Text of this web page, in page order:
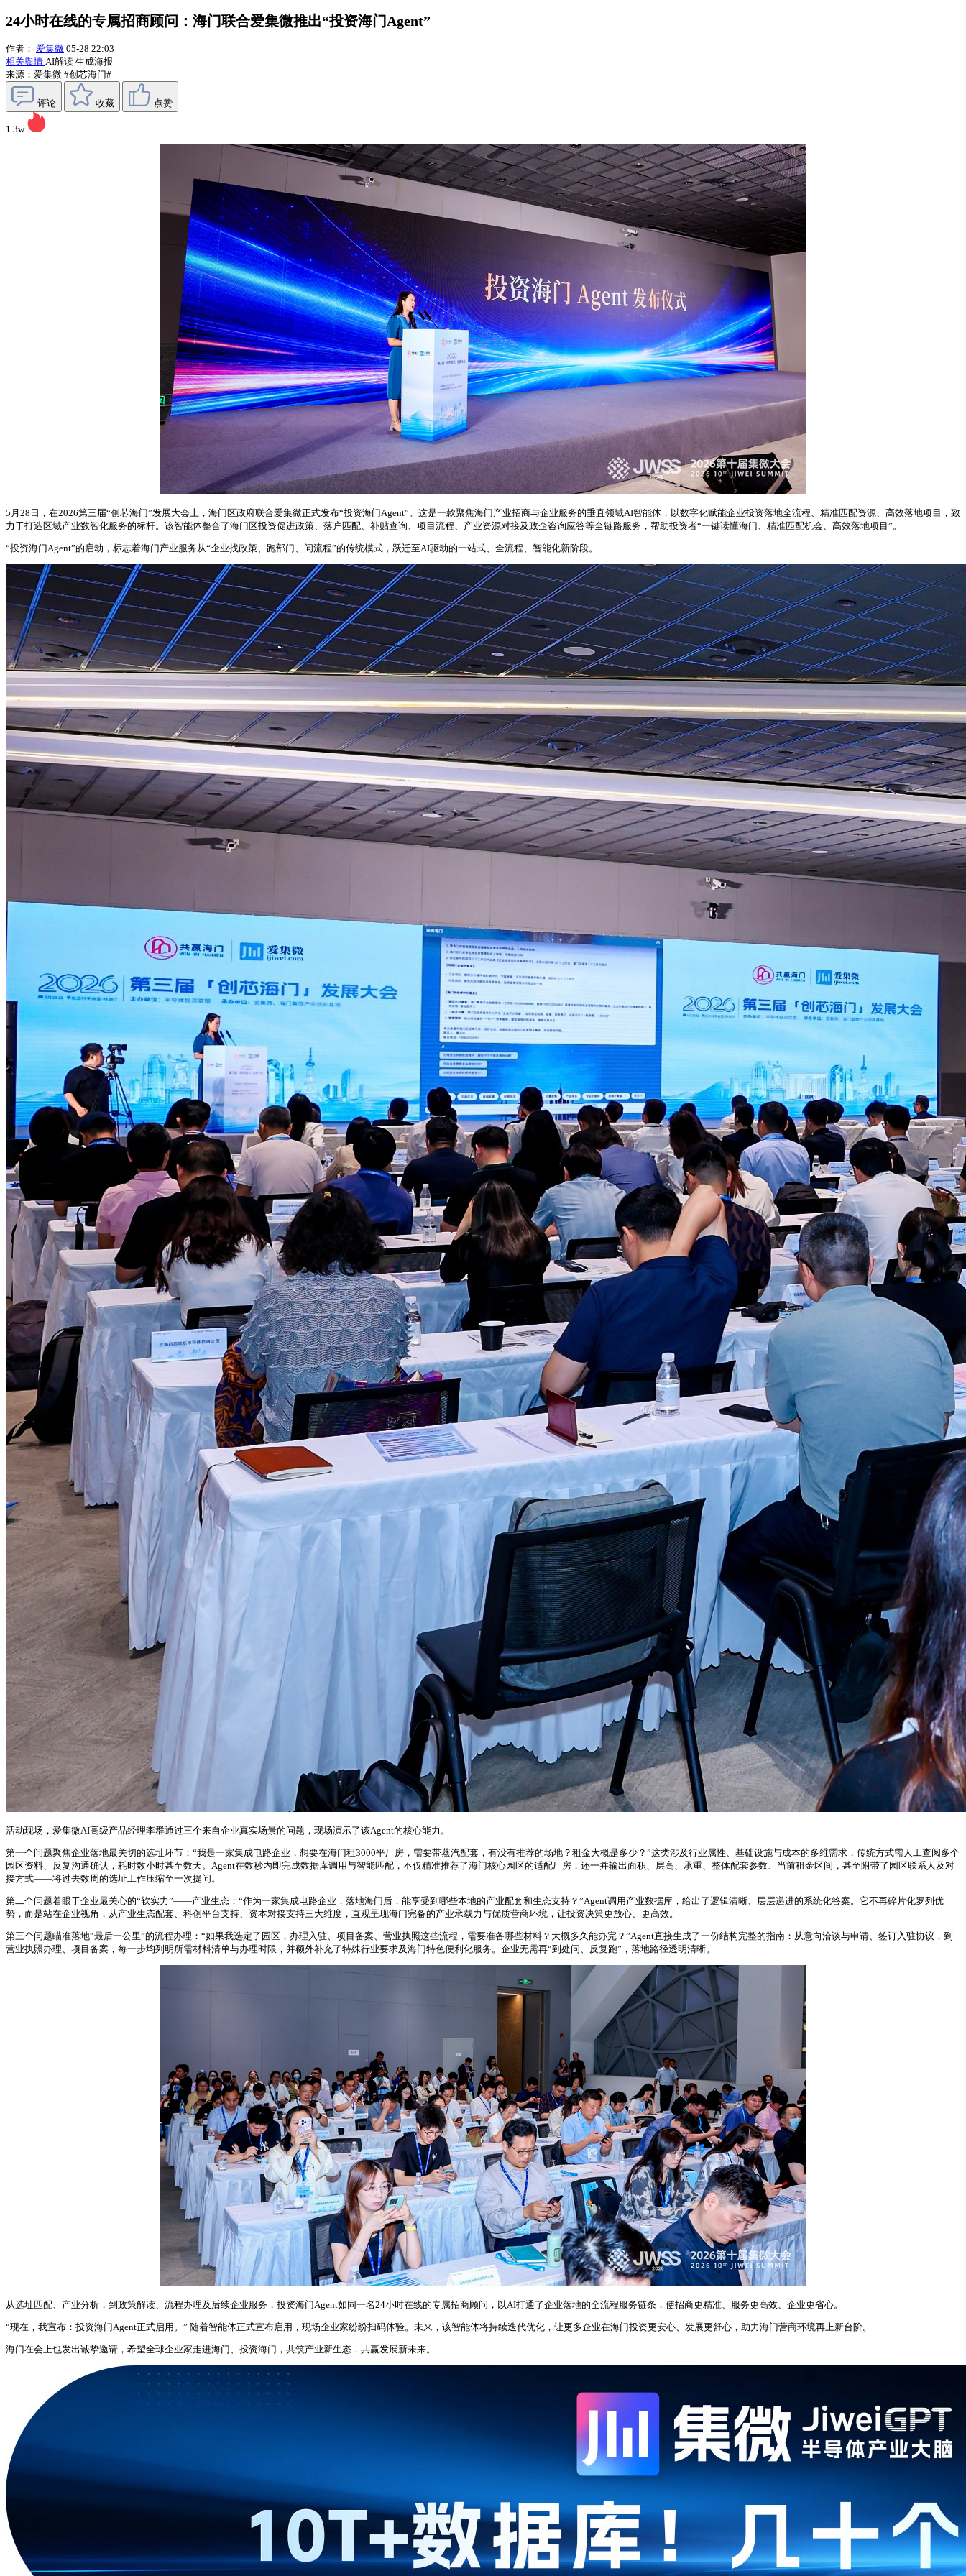
24小时在线的专属招商顾问：海门联合爱集微推出“投资海门Agent”
作者： 爱集微 05-28 22:03
相关舆情 AI解读 生成海报
来源：爱集微 #创芯海门#
评论 收藏 点赞
1.3w
5月28日，在2026第三届“创芯海门”发展大会上，海门区政府联合爱集微正式发布“投资海门Agent”。这是一款聚焦海门产业招商与企业服务的垂直领域AI智能体，以数字化赋能企业投资落地全流程、精准匹配资源、高效落地项目，致
力于打造区域产业数智化服务的标杆。该智能体整合了海门区投资促进政策、落户匹配、补贴查询、项目流程、产业资源对接及政企咨询应答等全链路服务，帮助投资者“一键读懂海门、精准匹配机会、高效落地项目”。
“投资海门Agent”的启动，标志着海门产业服务从“企业找政策、跑部门、问流程”的传统模式，跃迁至AI驱动的一站式、全流程、智能化新阶段。
活动现场，爱集微AI高级产品经理李群通过三个来自企业真实场景的问题，现场演示了该Agent的核心能力。
第一个问题聚焦企业落地最关切的选址环节：“我是一家集成电路企业，想要在海门租3000平厂房，需要带蒸汽配套，有没有推荐的场地？租金大概是多少？”这类涉及行业属性、基础设施与成本的多维需求，传统方式需人工查阅多个
园区资料、反复沟通确认，耗时数小时甚至数天。Agent在数秒内即完成数据库调用与智能匹配，不仅精准推荐了海门核心园区的适配厂房，还一并输出面积、层高、承重、整体配套参数、当前租金区间，甚至附带了园区联系人及对
接方式——将过去数周的选址工作压缩至一次提问。
第二个问题着眼于企业最关心的“软实力”——产业生态：“作为一家集成电路企业，落地海门后，能享受到哪些本地的产业配套和生态支持？”Agent调用产业数据库，给出了逻辑清晰、层层递进的系统化答案。它不再碎片化罗列优
势，而是站在企业视角，从产业生态配套、科创平台支持、资本对接支持三大维度，直观呈现海门完备的产业承载力与优质营商环境，让投资决策更放心、更高效。
第三个问题瞄准落地“最后一公里”的流程办理：“如果我选定了园区，办理入驻、项目备案、营业执照这些流程，需要准备哪些材料？大概多久能办完？”Agent直接生成了一份结构完整的指南：从意向洽谈与申请、签订入驻协议，到
营业执照办理、项目备案，每一步均列明所需材料清单与办理时限，并额外补充了特殊行业要求及海门特色便利化服务。企业无需再“到处问、反复跑”，落地路径透明清晰。
从选址匹配、产业分析，到政策解读、流程办理及后续企业服务，投资海门Agent如同一名24小时在线的专属招商顾问，以AI打通了企业落地的全流程服务链条，使招商更精准、服务更高效、企业更省心。
“现在，我宣布：投资海门Agent正式启用。” 随着智能体正式宣布启用，现场企业家纷纷扫码体验。未来，该智能体将持续迭代优化，让更多企业在海门投资更安心、发展更舒心，助力海门营商环境再上新台阶。
海门在会上也发出诚挚邀请，希望全球企业家走进海门、投资海门，共筑产业新生态，共赢发展新未来。